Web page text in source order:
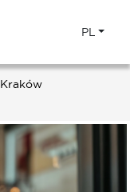
PL
Kraków